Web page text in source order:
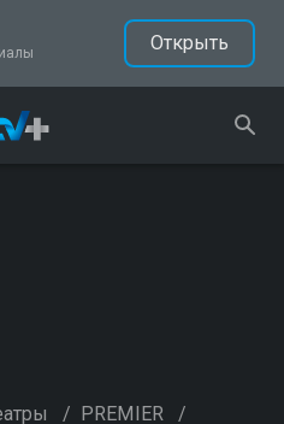
Открыть
/ PREMIER /